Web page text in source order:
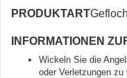
PRODUKTART
INFORMATIONEN
Wickeln Sie die
oder Verletzungen zu